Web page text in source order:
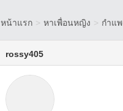
หน้าแรก > หาเพื่อนหญิง > กำแ
rossy405